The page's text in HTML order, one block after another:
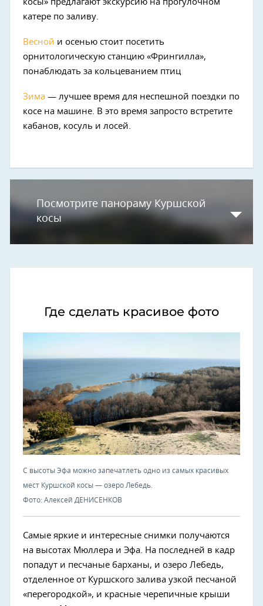
косы» предлагают экскурсию на прогулочном
катере по заливу.
Весной и осенью стоит посетить
орнитологическую станцию «Фрингилла»,
понаблюдать за кольцеванием птиц
Зима — лучшее время для неспешной поездки по
косе на машине. В это время запросто встретите
кабанов, косуль и лосей.
Посмотрите панораму Куршской
косы
Где сделать красивое фото
С высоты Эфа можно запечатлеть одно из самых красивых
мест Куршской косы — озеро Лебедь.
Фото: Алексей ДЕНИСЕНКОВ
Самые яркие и интересные снимки получаются
на высотах Мюллера и Эфа. На последней в кадр
попадут и песчаные барханы, и озеро Лебедь,
отделенное от Куршского залива узкой песчаной
«перегородкой», и красные черепичные крыши